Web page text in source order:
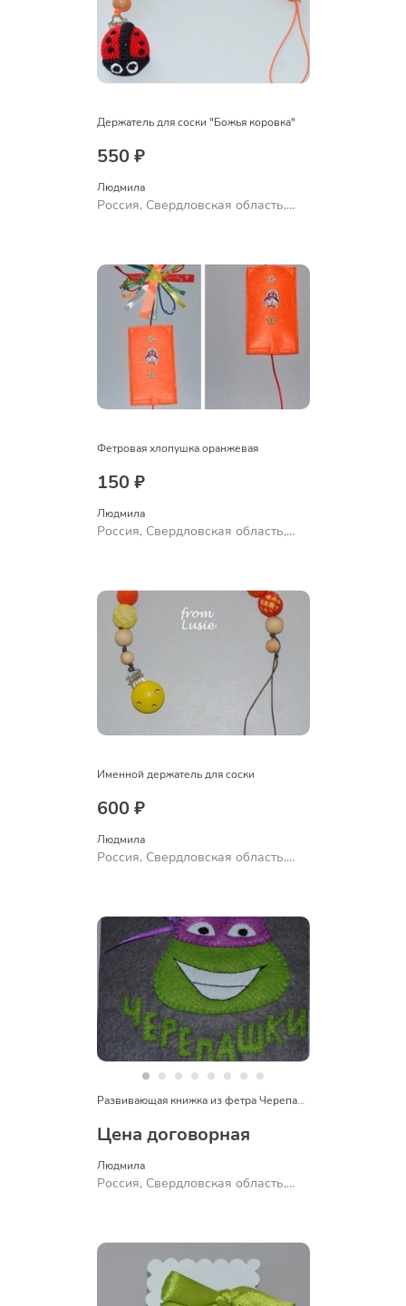
Держатель для соски "Божья коровка"
550 ₽
Людмила
Россия, Свердловская область,
Фетровая хлопушка оранжевая
150 ₽
Людмила
Россия, Свердловская область,
Именной держатель для соски
600 ₽
Людмила
Россия, Свердловская область,
Развивающая книжка из фетра Черепашки Ниндзя
Цена договорная
Людмила
Россия, Свердловская область,